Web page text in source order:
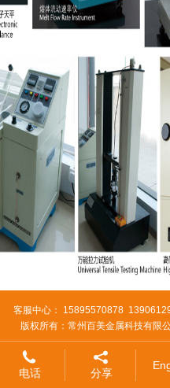
客服中心： 15895570878
版权所有：常州百美金属科技有限
电话 分享